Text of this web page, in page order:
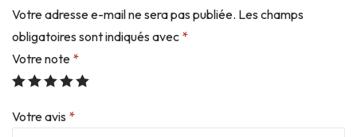
Votre adresse e-mail ne sera pas publiée. Les champs
obligatoires sont indiqués avec *
Votre note *
Votre avis *